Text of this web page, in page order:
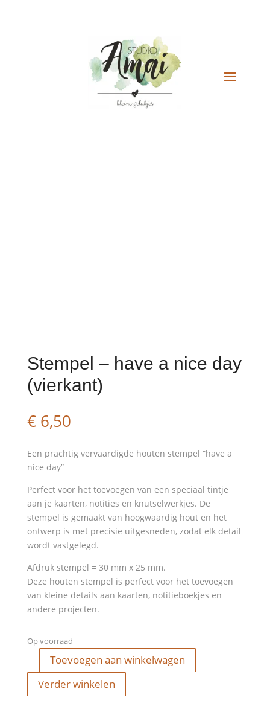
Stempel – have a nice day
(vierkant)
€6,50
Een prachtig vervaardigde houten stempel “have a
nice day”
Perfect voor het toevoegen van een speciaal tintje
aan je kaarten, notities en knutselwerkjes. De
stempel is gemaakt van hoogwaardig hout en het
ontwerp is met precisie uitgesneden, zodat elk detail
wordt vastgelegd.
Afdruk stempel = 30 mm x 25 mm.
Deze houten stempel is perfect voor het toevoegen
van kleine details aan kaarten, notitieboekjes en
andere projecten.
Op voorraad
Stempel
have
Toevoegen aan winkelwagen
Verder winkelen